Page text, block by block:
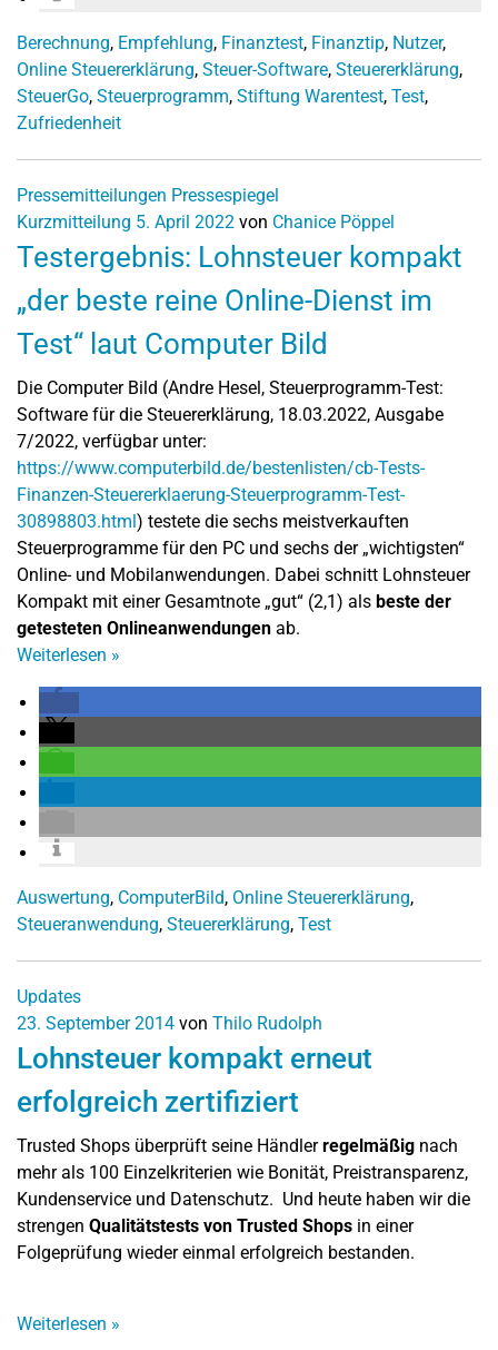
Berechnung, Empfehlung, Finanztest, Finanztip, Nutzer,
Online Steuererklärung, Steuer-Software, Steuererklärung,
SteuerGo, Steuerprogramm, Stiftung Warentest, Test,
Zufriedenheit
Pressemitteilungen Pressespiegel
Kurzmitteilung 5. April 2022 von Chanice Pöppel
Testergebnis: Lohnsteuer kompakt
„der beste reine Online-Dienst im
Test“ laut Computer Bild
Die Computer Bild (Andre Hesel, Steuerprogramm-Test:
Software für die Steuererklärung, 18.03.2022, Ausgabe
7/2022, verfügbar unter:
https://www.computerbild.de/bestenlisten/cb-Tests-
Finanzen-Steuererklaerung-Steuerprogramm-Test-
30898803.html) testete die sechs meistverkauften
Steuerprogramme für den PC und sechs der „wichtigsten“
Online- und Mobilanwendungen. Dabei schnitt Lohnsteuer
Kompakt mit einer Gesamtnote „gut“ (2,1) als beste der
getesteten Onlineanwendungen ab.
Weiterlesen »
Auswertung, ComputerBild, Online Steuererklärung,
Steueranwendung, Steuererklärung, Test
Updates
23. September 2014 von Thilo Rudolph
Lohnsteuer kompakt erneut
erfolgreich zertifiziert
Trusted Shops überprüft seine Händlerregelmäßig nach
mehr als 100 Einzelkriterien wie Bonität, Preistransparenz,
Kundenservice und Datenschutz. Und heute haben wir die
strengen Qualitätstests von Trusted Shops in einer
Folgeprüfung wieder einmal erfolgreich bestanden.
Weiterlesen »